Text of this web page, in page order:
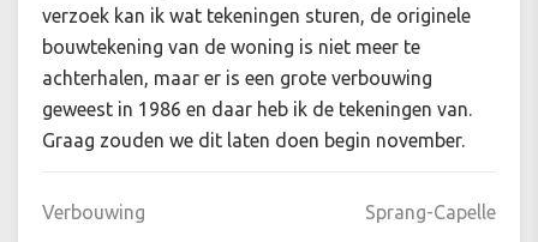
verzoek kan ik wat tekeningen sturen, de originele
bouwtekening van de woning is niet meer te
achterhalen, maar er is een grote verbouwing
geweest in 1986 en daar heb ik de tekeningen van.
Graag zouden we dit laten doen begin november.
Verbouwing Sprang-Capelle